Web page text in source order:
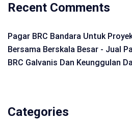
Recent Comments
Pagar BRC Bandara Untuk
Bersama Berskala Besar - Jual
BRC Galvanis Dan Keunggulan
Categories